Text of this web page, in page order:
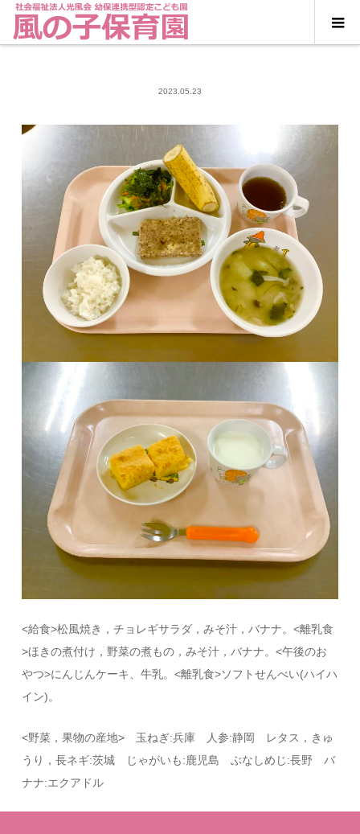
2023.05.23
<給食>松風焼き，チョレギサラダ，みそ汁，バナナ。<離乳食
>ほきの煮付け，野菜の煮もの，みそ汁，バナナ。<午後のお
やつ>にんじんケーキ、牛乳。<離乳食>ソフトせんべい(ハイハ
イン)。
<野菜，果物の産地> 玉ねぎ:兵庫 人参:静岡 レタス，きゅ
うり，長ネギ:茨城 じゃがいも:鹿児島 ぶなしめじ:長野 バ
ナナ:エクアドル